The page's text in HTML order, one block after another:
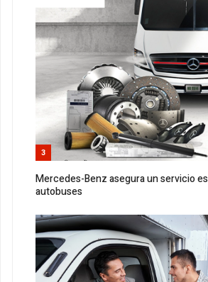
3
Mercedes-Benz asegura un servicio
autobuses